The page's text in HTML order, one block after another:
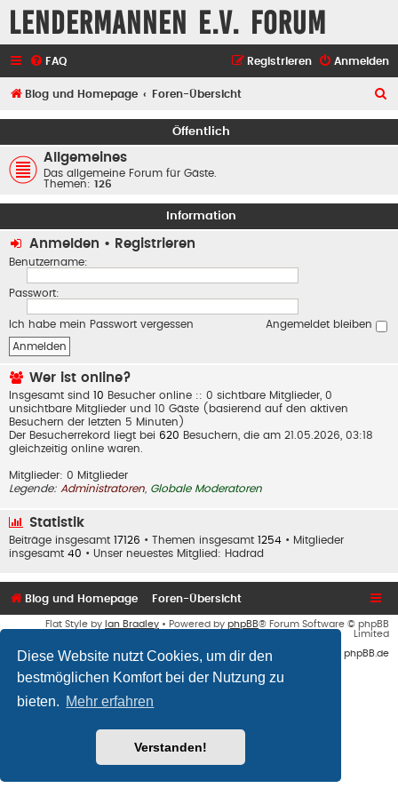
Diese Website nutzt Cookies, um dir den
bestmöglichen Komfort bei der Nutzung zu
bieten. Mehr erfahren
Verstanden!
Lendermannen e.V. Forum
FAQ Anmelden
Registrieren
Blog und Homepage Foren-Übersicht
Öffentlich
Allgemeines
Das allgemeine Forum für Gäste.
Themen: 126
Information
Anmelden • Registrieren
Benutzername:
Passwort:
Ich habe mein Passwort vergessen Angemeldet bleiben
Wer ist online?
Insgesamt sind 10 Besucher online :: 0 sichtbare Mitglieder, 0
unsichtbare Mitglieder und 10 Gäste (basierend auf den aktiven
Besuchern der letzten 5 Minuten)
Der Besucherrekord liegt bei 620 Besuchern, die am 21.05.2026, 03:18
gleichzeitig online waren.
Mitglieder: 0 Mitglieder
Legende: Administratoren Globale Moderatoren
Statistik
Beiträge insgesamt 17126 • Themen insgesamt 1254 • Mitglieder
insgesamt 40 • Unser neuestes Mitglied: Hadrad
Blog und Homepage Foren-Übersicht
Flat Style by Ian Bradley • Powered by phpBB® Forum Software © phpBB
Limited
Deutsche Übersetzung durch phpBB.de